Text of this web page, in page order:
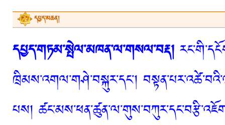
དཔྱད་མཆན།
དཔྱད་གཏམ་སྤེལ་མཁན་ལ་གསལ་བརྡ།
ཁྲིམས་འགལ་གཤེ་བསྐུར་དང་།
པས།